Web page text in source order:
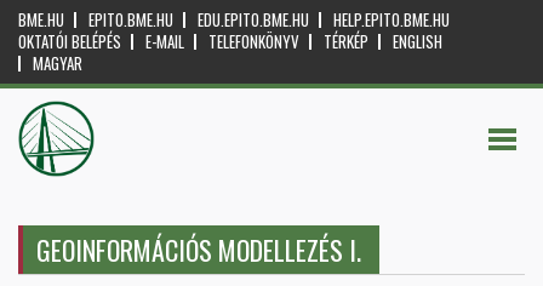
BME.HU EPITO.BME.HU EDU.EPITO.BME.HU
HELP.EPITO.BME.HU
OKTATÓI BELÉPÉS
E-MAIL TELEFONKÖNYV TÉRKÉP
ENGLISH
MAGYAR
GEOINFORMÁCIÓS MODELLEZÉS I.